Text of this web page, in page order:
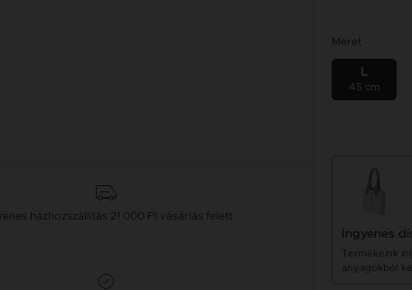
házhozszállítás 21 000 Ft vásárlás felett
Méret
L
45 cm
Ingyenes
Termékeink
anyagokból